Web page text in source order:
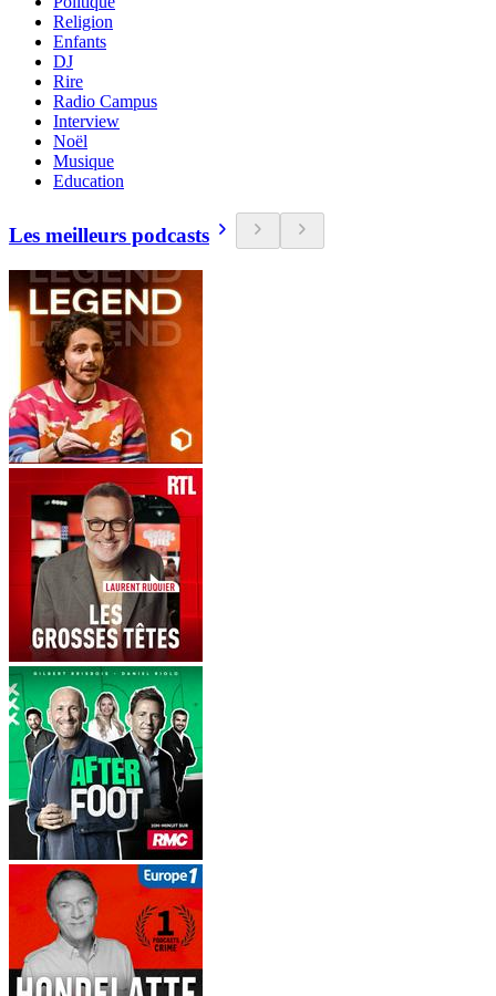
Religion
Enfants
DJ
Rire
Radio Campus
Interview
Noël
Musique
Education
Les meilleurs podcasts